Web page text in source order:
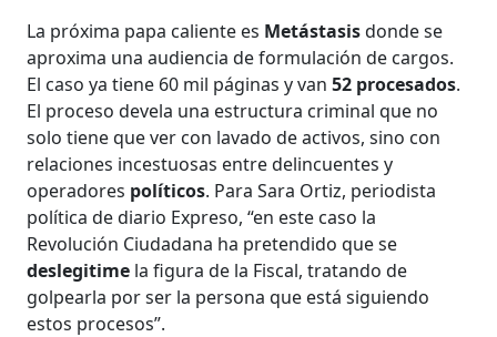
La próxima papa caliente es Metástasisdonde se
aproxima una audiencia de formulación de cargos.
El caso ya tiene 60 mil páginas y van52 procesados.
El proceso devela una estructura criminal que no
solo tiene que ver con lavado de activos, sino con
relaciones incestuosas entre delincuentes y
operadores políticos. Para Sara Ortiz, periodista
política de diario Expreso, “en este caso la
Revolución Ciudadana ha pretendido que se
deslegitime la figura de la Fiscal, tratando de
golpearla por ser la persona que está siguiendo
estos procesos”.